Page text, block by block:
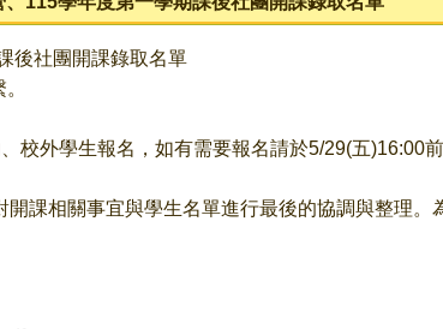
後社團開課錄取名單
校外學生報名，如有需要報名請於5/29(五)16:00
課相關事宜與學生名單進行最後的協調與整理